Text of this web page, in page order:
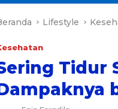
Lifestyle
Tidur